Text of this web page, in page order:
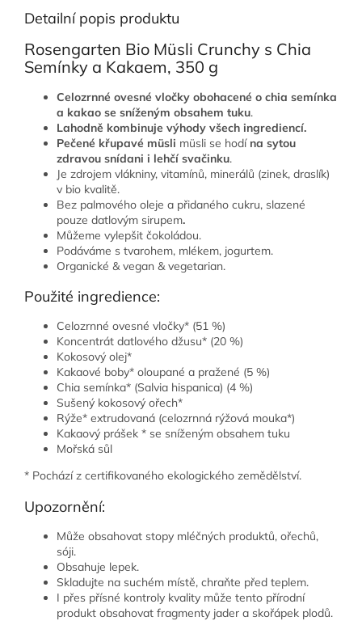
Detailní popis produktu
Rosengarten Bio Müsli Crunchy s Chia
Semínky a Kakaem, 350 g
Celozrnné ovesné vločky obohacené o chia semínka
a kakao se sníženým obsahem tuku.
Lahodně kombinuje výhody všech ingrediencí.
Pečené křupavé müsli müsli se hodí na sytou
zdravou snídani i lehčí svačinku.
Je zdrojem vlákniny, vitamínů, minerálů (zinek, draslík)
v bio kvalitě.
Bez palmového oleje a přidaného cukru, slazené
pouze datlovým sirupem.
Můžeme vylepšit čokoládou.
Podáváme s tvarohem, mlékem, jogurtem.
Organické & vegan & vegetarian.
Použité ingredience:
Celozrnné ovesné vločky* (51 %)
Koncentrát datlového džusu* (20 %)
Kokosový olej*
Kakaové boby* oloupané a pražené (5 %)
Chia semínka* (Salvia hispanica) (4 %)
Sušený kokosový ořech*
Rýže* extrudovaná (celozrnná rýžová mouka*)
Kakaový prášek * se sníženým obsahem tuku
Mořská sůl
* Pochází z certifikovaného ekologického zemědělství.
Upozornění:
Může obsahovat stopy mléčných produktů, ořechů,
sóji.
Obsahuje lepek.
Skladujte na suchém místě, chraňte před teplem.
I přes přísné kontroly kvality může tento přírodní
produkt obsahovat fragmenty jader a skořápek plodů.